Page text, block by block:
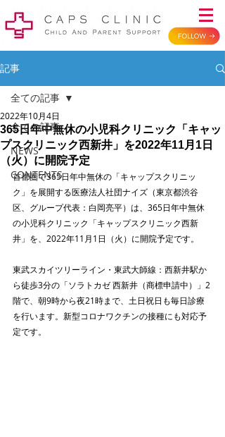
記事
全ての記事
NEWS
CONTENTS
全ての記事
365日年中無休の小児科クリニック「キャッ
プスクリニック西新井」を2022年11月1日
（火）に開院予定
2022年10月4日
首都圏で365日年中無休の「キャップスクリニッ
ク」を展開する医療法人社団ナイズ（東京都渋谷
区、グループ代表：白岡亮平）は、365日年中無休
の小児科クリニック「キャップスクリニック西新
井」を、2022年11月1日（火）に開院予定です。
東武スカイツリーライン・東武大師線：西新井駅か
ら徒歩3分の「ソラトカゼ 西新井（商標申請中）」2
階で、朝9時から夜21時まで、土日祝日も毎日診療
を行います。新型コロナワクチンの接種にも対応予
定です。